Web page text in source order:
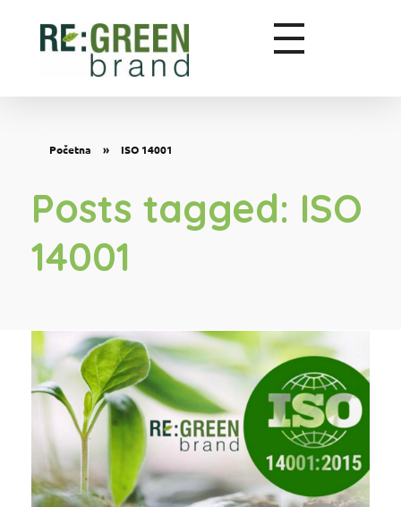
Početna » ISO 14001
Posts tagged: ISO
14001